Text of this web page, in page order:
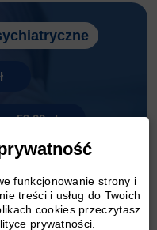
funkcjonowanie strony i
treści i usług do Twoich
cookies przeczytasz
prywatności.
59,00 zł
89,99 zł
216